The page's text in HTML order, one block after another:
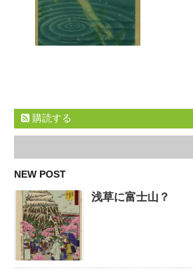
購読する
NEW POST
浅草に富士山？